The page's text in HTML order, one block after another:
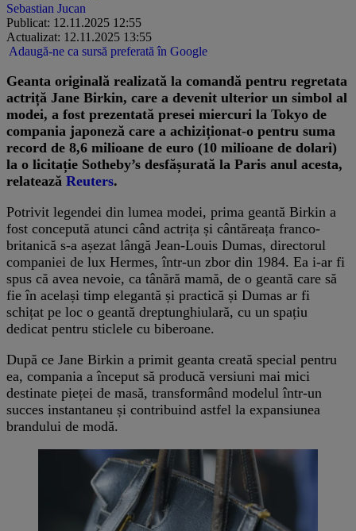
Sebastian Jucan
Publicat: 12.11.2025 12:55
Actualizat: 12.11.2025 13:55
Adaugă-ne ca sursă preferată în Google
Geanta originală realizată la comandă pentru regretata
actriță Jane Birkin, care a devenit ulterior un simbol al
modei, a fost prezentată presei miercuri la Tokyo de
compania japoneză care a achiziționat-o pentru suma
record de 8,6 milioane de euro (10 milioane de dolari)
la o licitație Sotheby’s desfășurată la Paris anul acesta,
relatează Reuters.
Potrivit legendei din lumea modei, prima geantă Birkin a
fost concepută atunci când actrița și cântăreața franco-
britanică s-a așezat lângă Jean-Louis Dumas, directorul
companiei de lux Hermes, într-un zbor din 1984. Ea i-ar fi
spus că avea nevoie, ca tânără mamă, de o geantă care să
fie în același timp elegantă și practică și Dumas ar fi
schițat pe loc o geantă dreptunghiulară, cu un spațiu
dedicat pentru sticlele cu biberoane.
După ce Jane Birkin a primit geanta creată special pentru
ea, compania a început să producă versiuni mai mici
destinate pieței de masă, transformând modelul într-un
succes instantaneu și contribuind astfel la expansiunea
brandului de modă.